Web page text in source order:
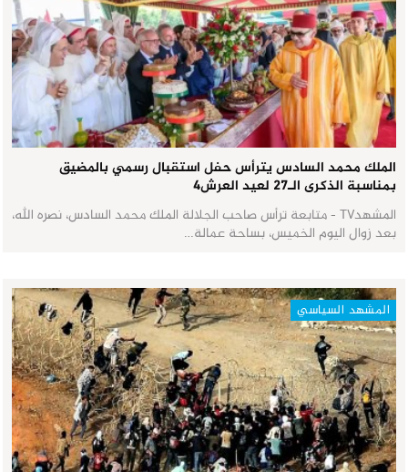
الملك محمد السادس يترأس حفل استقبال رسمي بالمضيق
بمناسبة الذكرى الـ27 لعيد العرش٤
المشهدTV - متابعة ترأس صاحب الجلالة الملك محمد السادس، نصره الله،
بعد زوال اليوم الخميس، بساحة عمالة…
المشهد السياسي